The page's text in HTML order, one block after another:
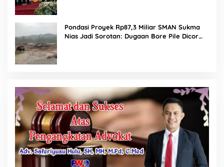
Pondasi Proyek Rp87,3 Miliar SMAN Sukma
Nias Jadi Sorotan: Dugaan Bore Pile Dicor